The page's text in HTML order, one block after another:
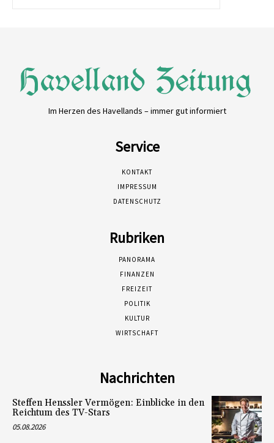
Im Herzen des Havellands – immer gut informiert
Service
KONTAKT
IMPRESSUM
DATENSCHUTZ
Rubriken
PANORAMA
FINANZEN
FREIZEIT
POLITIK
KULTUR
WIRTSCHAFT
Nachrichten
Steffen Henssler Vermögen: Einblicke in den
Reichtum des TV-Stars
05.08.2026